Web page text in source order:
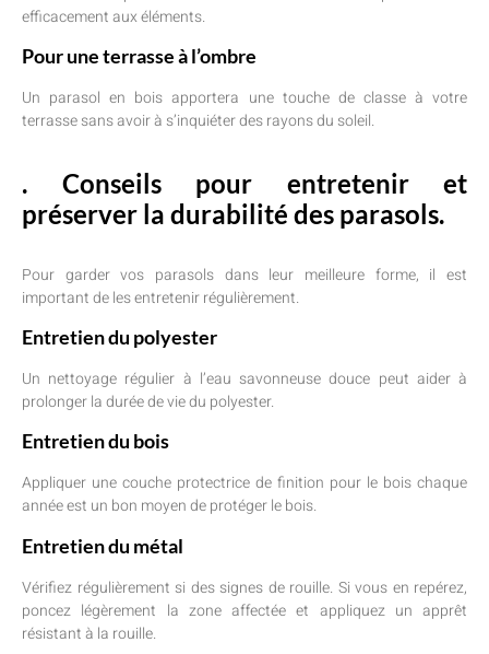
efficacement aux éléments.
Pour une terrasse à l’ombre
Un parasol en bois apportera une touche de classe à votre
terrasse sans avoir à s’inquiéter des rayons du soleil.
. Conseils pour entretenir et
préserver la durabilité des parasols.
Pour garder vos parasols dans leur meilleure forme, il est
important de les entretenir régulièrement.
Entretien du polyester
Un nettoyage régulier à l’eau savonneuse douce peut aider à
prolonger la durée de vie du polyester.
Entretien du bois
Appliquer une couche protectrice de finition pour le bois chaque
année est un bon moyen de protéger le bois.
Entretien du métal
Vérifiez régulièrement si des signes de rouille. Si vous en repérez,
poncez légèrement la zone affectée et appliquez un apprêt
résistant à la rouille.